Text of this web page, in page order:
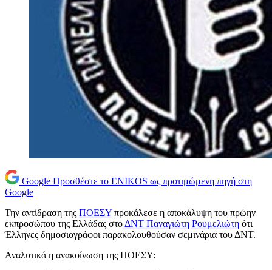
Google Προσθέστε το ENIKOS ως προτιμώμενη πηγή στη
Google
Την αντίδραση της ΠΟΕΣΥ προκάλεσε η αποκάλυψη του πρώην
εκπροσώπου της Ελλάδας στο ΔΝΤ Παναγιώτη Ρουμελιώτη ότι
Έλληνες δημοσιογράφοι παρακολουθούσαν σεμινάρια του ΔΝΤ.
Αναλυτικά η ανακοίνωση της ΠΟΕΣΥ: